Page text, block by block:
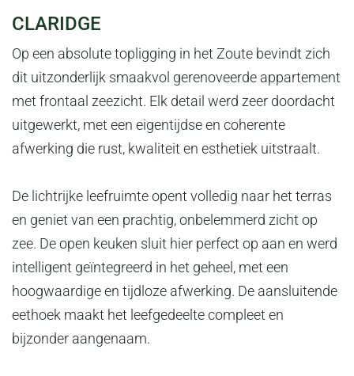
OMSCHRIJVING
CLARIDGE
Op een absolute topligging in het Zoute bevindt zich
dit uitzonderlijk smaakvol gerenoveerde appartement
met frontaal zeezicht. Elk detail werd zeer doordacht
uitgewerkt, met een eigentijdse en coherente
afwerking die rust, kwaliteit en esthetiek uitstraalt.
De lichtrijke leefruimte opent volledig naar het terras
en geniet van een prachtig, onbelemmerd zicht op
zee. De open keuken sluit hier perfect op aan en werd
intelligent geïntegreerd in het geheel, met een
hoogwaardige en tijdloze afwerking. De aansluitende
eethoek maakt het leefgedeelte compleet en
bijzonder aangenaam.